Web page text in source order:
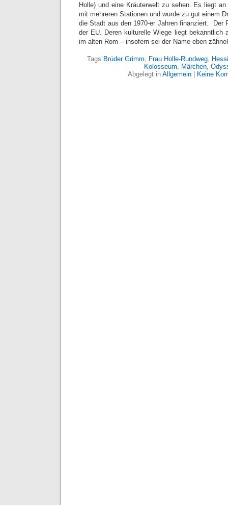
Holle) und eine Kräuterwelt zu sehen. Es liegt an
mit mehreren Stationen und wurde zu gut einem
die Stadt aus den 1970-er Jahren finanziert. Der
der EU. Deren kulturelle Wiege liegt bekanntlich
im alten Rom – insofern sei der Name eben
Tags: Brüder Grimm, Frau Holle-Rundweg,
Kolosseum, Märchen,
Abgelegt in Allgemein Keine